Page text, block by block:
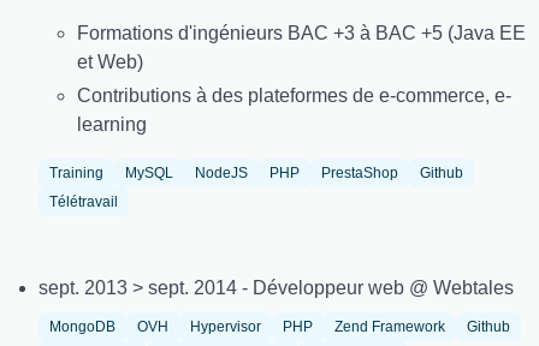
Formations d'ingénieurs BAC +3 à BAC +5 (Java EE
et Web)
Contributions à des plateformes de e-commerce, e-
learning
Training MySQL NodeJS PHP PrestaShop
Github
Télétravail
sept. 2013 > sept. 2014 - Développeur web @ Webtales
MongoDB OVH Hypervisor PHP Zend Framework
Github